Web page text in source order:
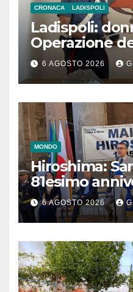
CRONACA LADISPOLI
Ladispoli:
Operazione
6 AGOSTO 2026
MONDO
Hiroshima:
81esimo
monito per
6 AGOSTO 2026